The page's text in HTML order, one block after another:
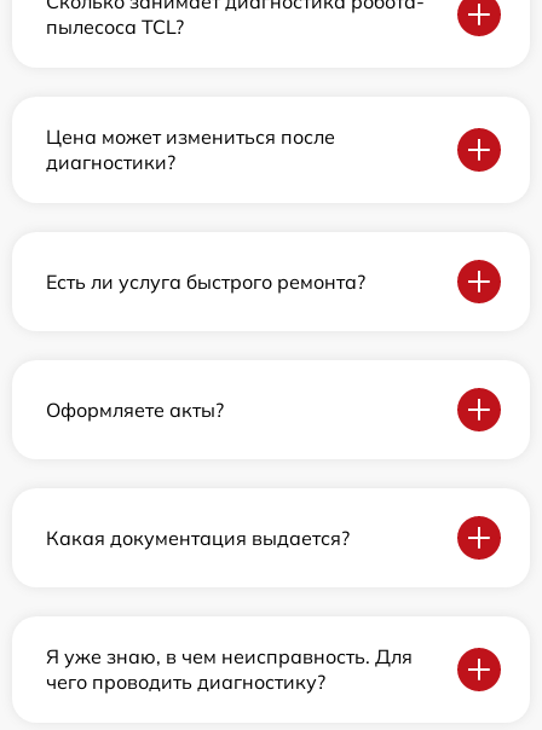
пылесоса TCL?
Цена может измениться после
диагностики?
Есть ли услуга быстрого ремонта?
Оформляете акты?
Какая документация выдается?
Я уже знаю, в чем неисправность. Для
чего проводить диагностику?